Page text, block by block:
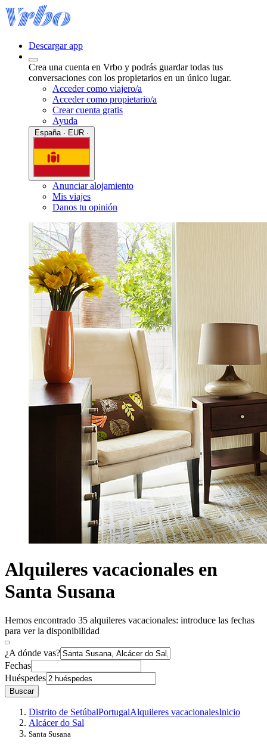
Descargar app
Crea una cuenta en Vrbo y podrás guardar todas tus
conversaciones con los propietarios en un único lugar.
Acceder como viajero/a
Acceder como propietario/a
Crear cuenta gratis
Ayuda
Anunciar alojamiento
Mis viajes
Danos tu opinión
Alquileres vacacionales en
Santa Susana
Hemos encontrado 35 alquileres vacacionales: introduce las fechas
para ver la disponibilidad
¿A dónde vas?
Fechas
Huéspedes
Buscar
Distrito de SetúbalPortugalAlquileres vacacionalesInicio
Alcácer do Sal
Santa Susana